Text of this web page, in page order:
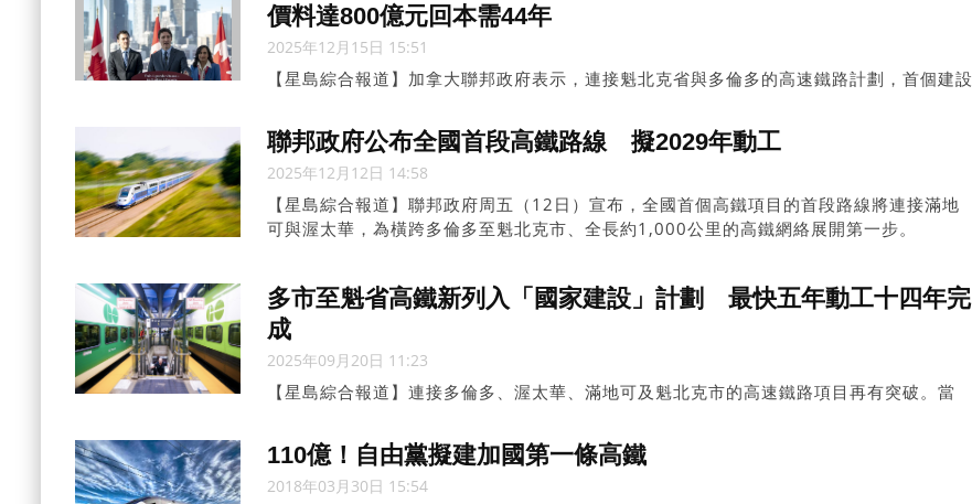
價料達800億元回本需44年
2025年12月15日 15:51
【星島綜合報道】加拿大聯邦政府表示，連接魁北克省與多倫多的高速鐵路計劃，首個建設
實層面具可行性，目標於2029年動工。
聯邦政府公布全國首段高鐵路線 擬2029年動工
2025年12月12日 14:58
【星島綜合報道】聯邦政府周五（12日）宣布，全國首個高鐵項目的首段路線將連接滿地
可與渥太華，為橫跨多倫多至魁北克市、全長約1,000公里的高鐵網絡展開第一步。
多市至魁省高鐵新列入「國家建設」計劃 最快五年動工十四年完
成
2025年09月20日 11:23
【星島綜合報道】連接多倫多、渥太華、滿地可及魁北克市的高速鐵路項目再有突破。當
快上馬並降低總成本。
110億！自由黨擬建加國第一條高鐵
2018年03月30日 15:54